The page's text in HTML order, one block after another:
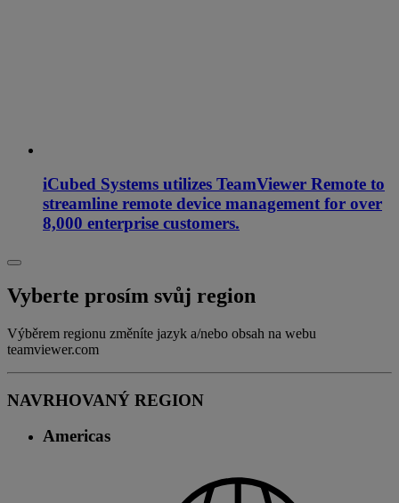
iCubed Systems utilizes TeamViewer Remote to
streamline remote device management for over
8,000 enterprise customers.
Vyberte prosím svůj region
Výběrem regionu změníte jazyk a/nebo obsah na webu
teamviewer.com
NAVRHOVANÝ REGION
Americas